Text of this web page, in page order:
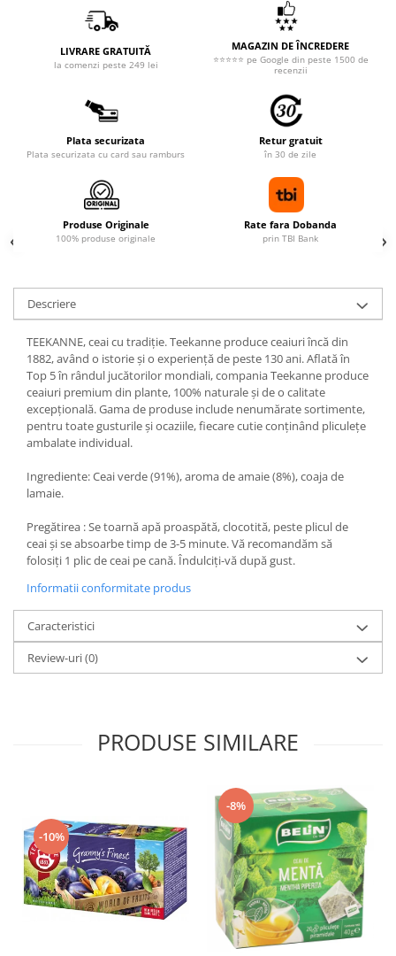
LIVRARE GRATUITĂ
la comenzi peste 249 lei
MAGAZIN DE ÎNCREDERE
⭐⭐⭐⭐⭐ pe Google din peste 1500 de
recenzii
Plata securizata
Plata securizata cu card sau ramburs
Retur gratuit
în 30 de zile
Produse Originale
100% produse originale
Rate fara Dobanda
prin TBI Bank
Descriere
TEEKANNE, ceai cu tradiție. Teekanne produce ceaiuri încă din
1882, având o istorie și o experiență de peste 130 ani. Aflată în
Top 5 în rândul jucătorilor mondiali, compania Teekanne produce
ceaiuri premium din plante, 100% naturale și de o calitate
excepțională. Gama de produse include nenumărate sortimente,
pentru toate gusturile și ocaziile, fiecare cutie conținând pliculețe
ambalate individual.
Ingrediente: Ceai verde (91%), aroma de amaie (8%), coaja de
lamaie.
Pregătirea : Se toarnă apă proaspătă, clocotită, peste plicul de
ceai și se absoarbe timp de 3-5 minute. Vă recomandăm să
folosiți 1 plic de ceai pe cană. Îndulciți-vă după gust.
Informatii conformitate produs
Caracteristici
Review-uri(0)
PRODUSE SIMILARE
-10%
-8%